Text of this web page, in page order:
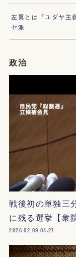
左翼とは『ユダヤ主
ヤ派
政治
戦後初の単独三
に残る選挙【衆
2026.02.09 04:27